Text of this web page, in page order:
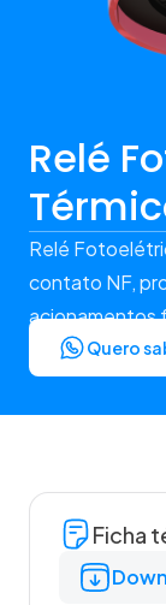
Relé
Relé
contato NF,
acionamentos
Quero
Ficha